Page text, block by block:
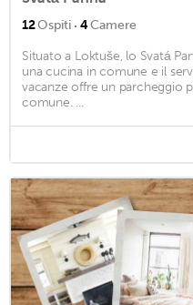
12Ospiti · 4Camere
Situato a Loktuše, lo Svatá
una cucina in comune e il
vacanze offre un parcheggio
comune. ...